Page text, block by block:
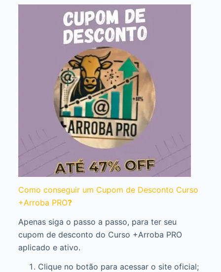
Como conseguir um Cupom de Desconto Curso
+Arroba PRO?
Apenas siga o passo a passo, para ter seu
cupom de desconto do Curso +Arroba PRO
aplicado e ativo.
Clique no botão para acessar o site oficial;